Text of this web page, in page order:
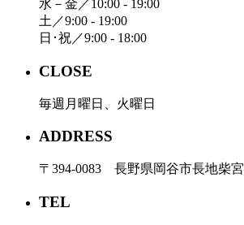
水－金／10:00 - 19:00
土／9:00 - 19:00
日･祝／9:00 - 18:00
CLOSE
毎週月曜日、火曜日
ADDRESS
〒394-0083 長野県岡谷市長地柴宮
TEL